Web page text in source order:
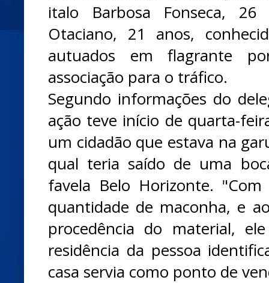
italo Barbosa Fonseca,
Otaciano, 21 anos,
autuados em flagrante
associação para o tráfico.
Segundo informações do
ação teve início de quarta-
um cidadão que estava na
qual teria saído de uma
favela Belo Horizonte.
quantidade de maconha, e
procedência do material,
residência da pessoa
casa servia como ponto de